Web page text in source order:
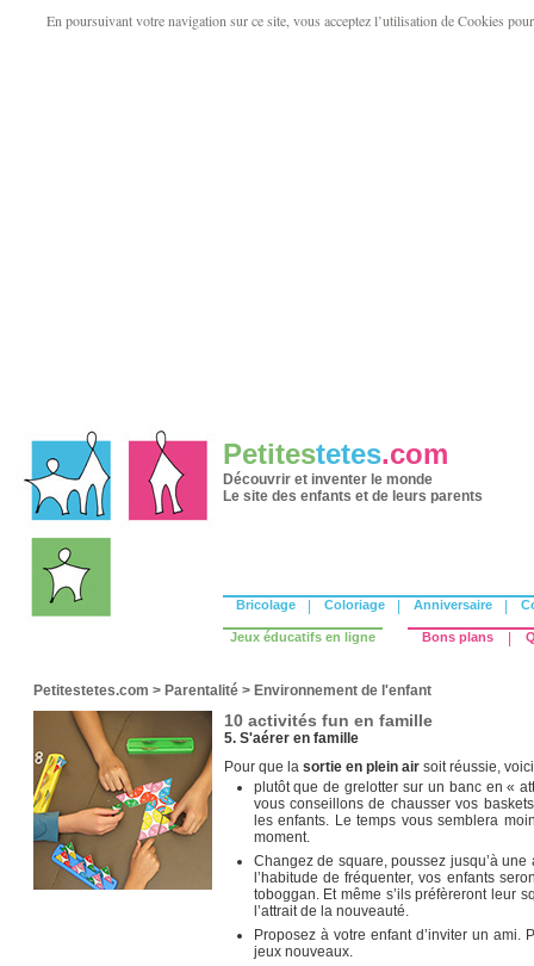
En poursuivant votre navigation sur ce site, vous acceptez l’utilisation de Cookies
Petitestetes.com
Découvrir et inventer le monde
Le site des enfants et de leurs parents
Bricolage Coloriage Anniversaire
Jeux éducatifs en ligne Bons plans
Petitestetes.com > Parentalité > Environnement de l'enfant
10 activités fun en famille
5. S'aérer en famille
Pour que la sortie en plein airsoit réussie,
plutôt que de grelotter sur un banc en «
vous conseillons de chausser vos
les enfants. Le temps vous semblera
moment.
Changez de square, poussez jusqu’à
l’habitude de fréquenter, vos enfants
toboggan. Et même s’ils préfèreront leur
l’attrait de la nouveauté.
Proposez à votre enfant d’inviter un ami.
jeux nouveaux.